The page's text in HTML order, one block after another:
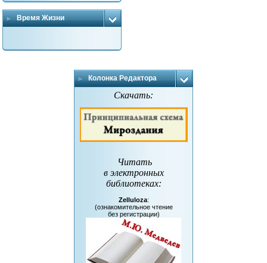
Время Жизни
Колонка Редактора
Скачать:
Читать
в электронных
библиотеках:
Zelluloza:
(ознакомительное чтение
без регистрации)